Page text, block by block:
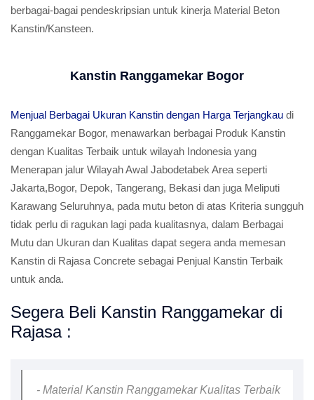
berbagai-bagai pendeskripsian untuk kinerja Material Beton
Kanstin/Kansteen.
Kanstin Ranggamekar Bogor
Menjual Berbagai Ukuran Kanstin dengan Harga Terjangkau di
Ranggamekar Bogor, menawarkan berbagai Produk Kanstin
dengan Kualitas Terbaik untuk wilayah Indonesia yang
Menerapan jalur Wilayah Awal Jabodetabek Area seperti
Jakarta,Bogor, Depok, Tangerang, Bekasi dan juga Meliputi
Karawang Seluruhnya, pada mutu beton di atas Kriteria sungguh
tidak perlu di ragukan lagi pada kualitasnya, dalam Berbagai
Mutu dan Ukuran dan Kualitas dapat segera anda memesan
Kanstin di Rajasa Concrete sebagai Penjual Kanstin Terbaik
untuk anda.
Segera Beli Kanstin Ranggamekar di
Rajasa :
- Material Kanstin Ranggamekar Kualitas Terbaik